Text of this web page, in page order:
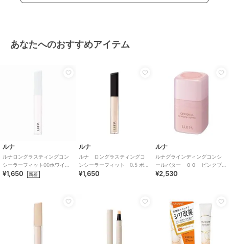
あなたへのおすすめアイテム
ルナ
ルナロングラスティングコン
シーラーフィット00ホワイト
（韓国コスメ）
¥1,650 新着
ルナ
ルナ ロングラスティングコ
ンシーラーフィット 0.5 ポー
セリン
¥1,650
ルナ
ルナグラインディングコンシ
ールバター ００ ピンクブ
ライト（韓国コスメ）
¥2,530